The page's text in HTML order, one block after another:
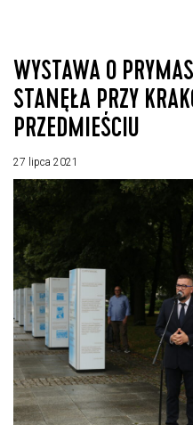
WYSTAWA O
STANĘŁA PRZY
PRZEDMIEŚCIU
27 lipca 2021